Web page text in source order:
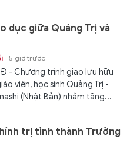
dục giữa Quảng Trị và
5 giờ trước
- Chương trình giao lưu hữu
viên, học sinh Quảng Trị -
(Nhật Bản) nhằm tăng...
trị tỉnh thành Trường